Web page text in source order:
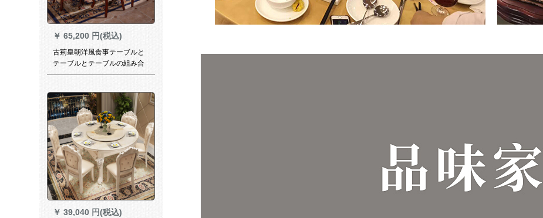
￥ 65,200 円(税込)
古荊皇朝洋風食事テーブルと
テーブルとテーブルの組み合
わせ、純木長方形テーブルア
m 1.5 mテーブル高級レストラ
ン家具純木面+6本の食事椅子
￥ 39,040 円(税込)